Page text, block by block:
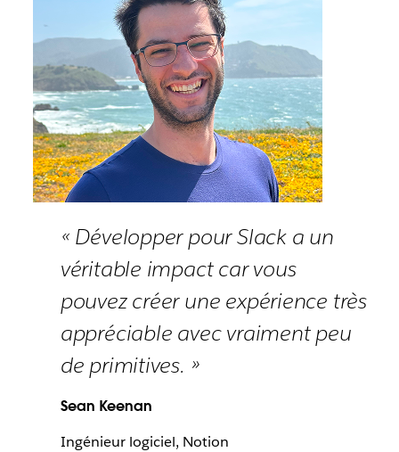
« Développer pour Slack a un
véritable impact car vous
pouvez créer une expérience très
appréciable avec vraiment peu
de primitives. »
Sean Keenan
Ingénieur logiciel, Notion